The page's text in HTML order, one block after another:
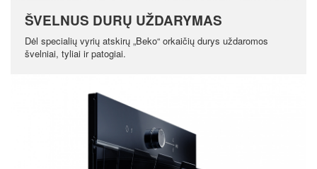
ŠVELNUS DURŲ UŽDARYMAS
Dėl specialių vyrių atskirų „Beko“ orkaičių durys uždaromos
švelniai, tyliai ir patogiai.